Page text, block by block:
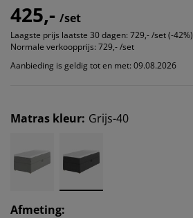
425,- /set
Laagste prijs laatste 30 dagen: 729,- /set (-42%)
Normale verkoopprijs: 729,- /set
Aanbieding is geldig tot en met: 09.08.2026
Matras kleur: Grijs-40
Afmeting: